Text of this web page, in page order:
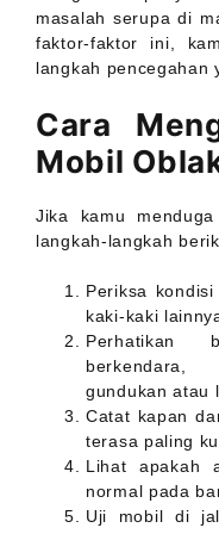
masalah serupa di
faktor-faktor ini,
langkah pencegahan
Cara
Mobil
Jika kamu
langkah-langkah
Periksa
kaki-kaki
Perhatikan
berkendara,
gundukan atau
Catat kapan
terasa paling
Lihat apakah
normal pada
Uji mobil di